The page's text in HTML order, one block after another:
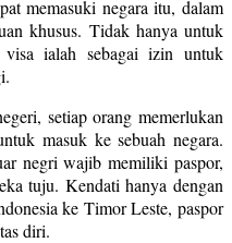
memasuki negara itu, dalam
khusus. Tidak hanya untuk
ialah sebagai izin untuk
setiap orang memerlukan
masuk ke sebuah negara.
negri wajib memiliki paspor,
tuju. Kendati hanya dengan
ke Timor Leste, paspor
diri.